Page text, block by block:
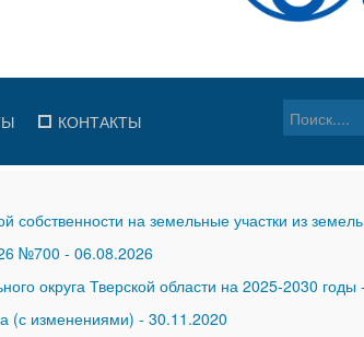
КОНТАКТЫ
на земельные участки из земель
№700 - 06.08.2026
округа Тверской области на 2025-2030 годы -
(с изменениями) - 30.11.2020